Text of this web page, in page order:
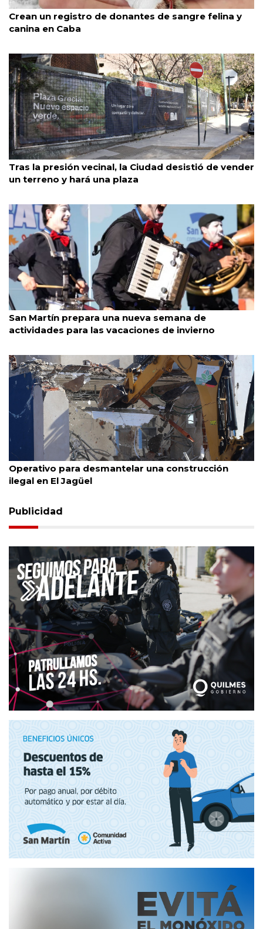
Caba 28/7/2026
Crean un registro de donantes de sangre felina y
canina en Caba
Núñez 26/7/2026
Tras la presión vecinal, la Ciudad desistió de vender
un terreno y hará una plaza
San Martín 26/7/2026
San Martín prepara una nueva semana de
actividades para las vacaciones de invierno
Esteban Echeverría 26/7/2026
Operativo para desmantelar una construcción
ilegal en El Jagüel
Publicidad